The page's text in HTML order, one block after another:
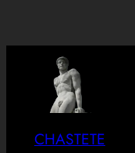
CHASTETE